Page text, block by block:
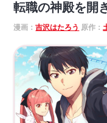
転職の神殿を開
漫画：吉沢はたろう 原作：